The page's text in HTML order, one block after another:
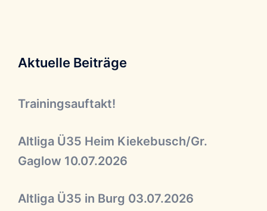
Aktuelle Beiträge
Trainingsauftakt!
Altliga Ü35 Heim Kiekebusch/Gr.
Gaglow 10.07.2026
Altliga Ü35 in Burg 03.07.2026